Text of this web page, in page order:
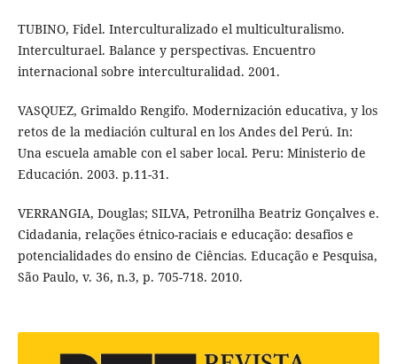
TUBINO, Fidel. Interculturalizado el multiculturalismo.
Interculturael. Balance y perspectivas. Encuentro
internacional sobre interculturalidad. 2001.
VASQUEZ, Grimaldo Rengifo. Modernización educativa, y los
retos de la mediación cultural en los Andes del Perú. In:
Una escuela amable con el saber local. Peru: Ministerio de
Educación. 2003. p.11-31.
VERRANGIA, Douglas; SILVA, Petronilha Beatriz Gonçalves e.
Cidadania, relações étnico-raciais e educação: desafios e
potencialidades do ensino de Ciências. Educação e Pesquisa,
São Paulo, v. 36, n.3, p. 705-718. 2010.